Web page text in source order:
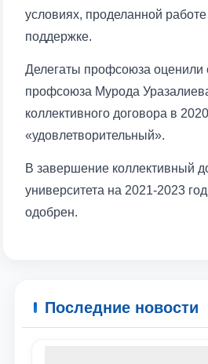
условиях, проделанной
поддержке.
Делегаты профсоюза оценили
профсоюза Мурода
коллективного договора в
«удовлетворительный».
В завершение коллективный
университета на 2021-2023
одобрен.
Последние новости